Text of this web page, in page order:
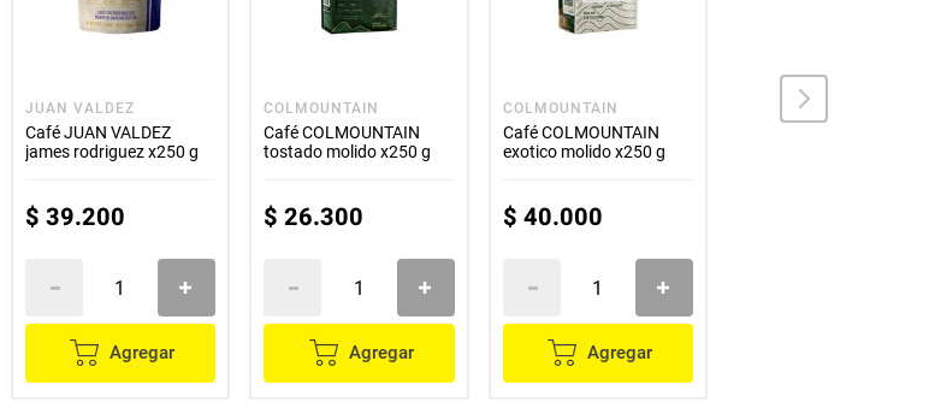
JUAN VALDEZ
Café JUAN VALDEZ
james rodriguez x250 g
$ 39.200
Agregar
COLMOUNTAIN
Café COLMOUNTAIN
tostado molido x250 g
$ 26.300
Agregar
COLMOUNTAIN
Café COLMOUNTAIN
exotico molido x250 g
$ 40.000
Agregar
CAFÉ SALENTO